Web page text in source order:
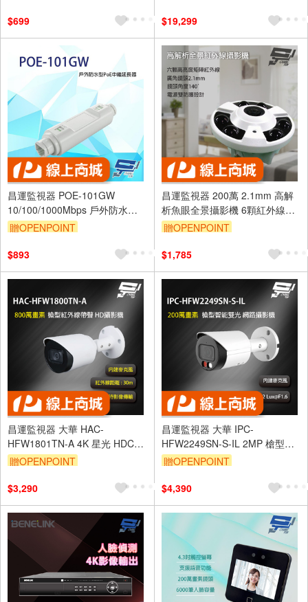
$699
$19,299
昌運監視器 POE-101GW
10/100/1000Mbps 戶外防水型
PoE中繼延長器
贈OPENPOINT
$893
昌運監視器 200萬 2.1mm 高解
析魚眼全景攝影機 6顆紅外線
LED 鏡頭角度140度
贈OPENPOINT
$1,785
昌運監視器 大華 HAC-
HFW1801TN-A 4K 星光 HDCVI
固定紅外線攝影機 智慧紅外線照
贈OPENPOINT
$3,290
昌運監視器 大華 IPC-
HFW2249SN-S-IL 2MP 槍型智
能雙光網路攝影機 內建麥克風
贈OPENPOINT
$4,390